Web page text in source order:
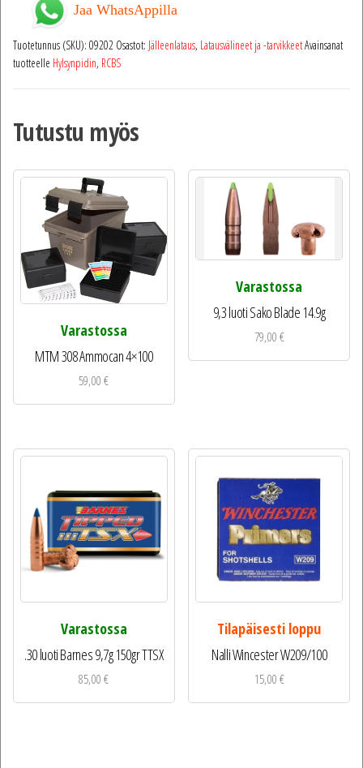
Jaa WhatsAppilla
Tuotetunnus (SKU): 09202 Osastot: Jälleenlataus, Latausvälineet ja -tarvikkeetAvainsanat
tuotteelle Hylsynpidin, RCBS
Tutustu myös
Varastossa
MTM 308 Ammocan 4×100
59,00€
Varastossa
9,3 luoti Sako Blade 14.9g
79,00€
Varastossa
.30 luoti Barnes 9,7g 150gr TTSX
85,00€
Tilapäisesti loppu
Nalli Wincester W209/100
15,00€